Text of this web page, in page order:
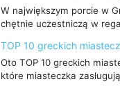
W największym porcie w
chętnie uczestniczą w
TOP 10 greckich
Oto TOP 10 greckich
które miasteczka